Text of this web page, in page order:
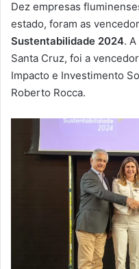
e
m
a
Dez empresas
estado, foram as
Sustentabilidade 2024.
Santa Cruz, foi a
Impacto e Investimento
Roberto Rocca.